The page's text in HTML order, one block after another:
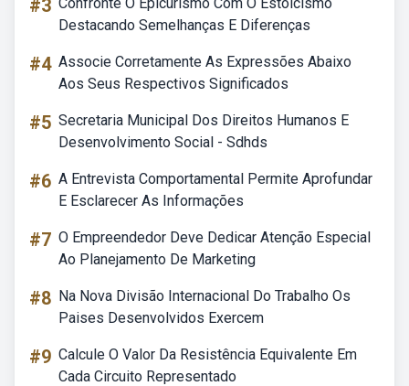
#3
Destacando Semelhanças E Diferenças
#4 Associe Corretamente As Expressões Abaixo
Aos Seus Respectivos Significados
#5 Secretaria Municipal Dos Direitos Humanos E
Desenvolvimento Social - Sdhds
#6 A Entrevista Comportamental Permite Aprofundar
E Esclarecer As Informações
#7 O Empreendedor Deve Dedicar Atenção Especial
Ao Planejamento De Marketing
#8 Na Nova Divisão Internacional Do Trabalho Os
Paises Desenvolvidos Exercem
#9 Calcule O Valor Da Resistência Equivalente Em
Cada Circuito Representado